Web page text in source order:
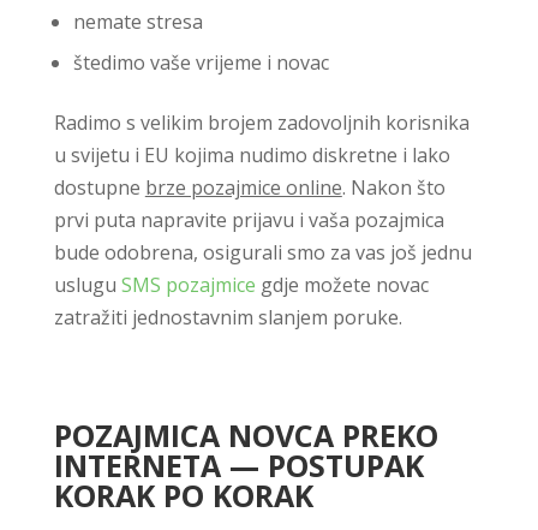
nemate stresa
štedimo vaše vrijeme i novac
Radimo s velikim brojem zadovoljnih korisnika
u svijetu i EU kojima nudimo diskretne i lako
dostupne brze pozajmice online. Nakon što
prvi puta napravite prijavu i vaša pozajmica
bude odobrena, osigurali smo za vas još jednu
uslugu SMS pozajmice gdje možete novac
zatražiti jednostavnim slanjem poruke.
POZAJMICA NOVCA PREKO
INTERNETA — POSTUPAK
KORAK PO KORAK